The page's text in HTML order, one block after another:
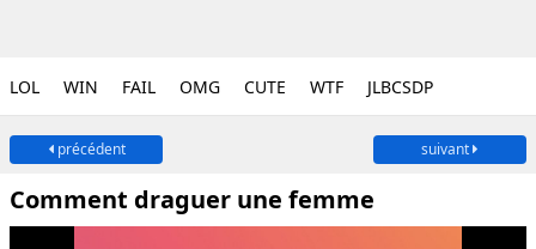
LOL WIN FAIL OMG CUTE WTF JLBCSDP
précédent suivant
Comment draguer une femme